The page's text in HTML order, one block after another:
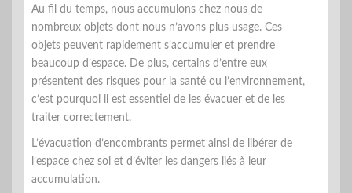
Au fil du temps, nous accumulons chez nous de
nombreux objets dont nous n’avons plus usage. Ces
objets peuvent rapidement s’accumuler et prendre
beaucoup d’espace. De plus, certains d’entre eux
présentent des risques pour la santé ou l’environnement,
c’est pourquoi il est essentiel de les évacuer et de les
traiter correctement.
L’évacuation d’encombrants permet ainsi de libérer de
l’espace chez soi et d’éviter les dangers liés à leur
accumulation.